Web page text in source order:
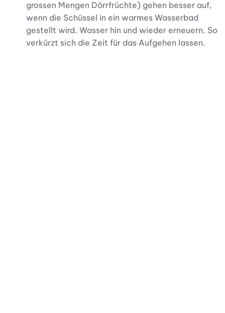
grossen Mengen Dörrfrüchte) gehen besser auf,
wenn die Schüssel in ein warmes Wasserbad
gestellt wird. Wasser hin und wieder erneuern. So
verkürzt sich die Zeit für das Aufgehen lassen.